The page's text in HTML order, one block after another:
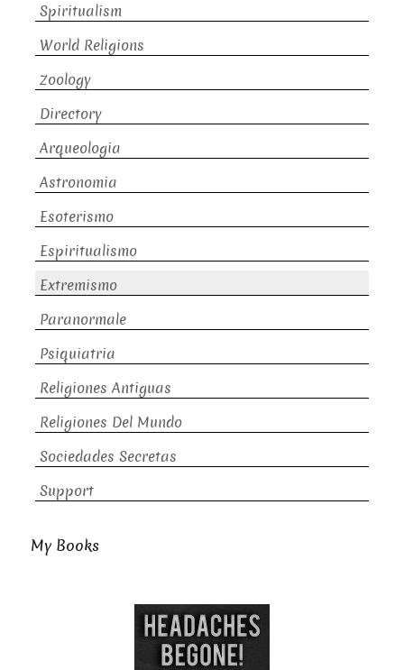
Spiritualism
World Religions
Zoology
Directory
Arqueologia
Astronomia
Esoterismo
Espiritualismo
Extremismo
Paranormale
Psiquiatria
Religiones Antiguas
Religiones Del Mundo
Sociedades Secretas
Support
My Books